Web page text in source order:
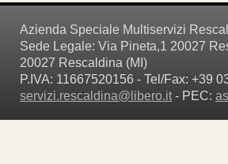
Azienda Speciale Multiservizi
Sede Legale: Via Pineta,1 20027
20027 Rescaldina (MI)
P.IVA: 11667520156 - Tel/Fax: +39
servizi.rescaldina@libero.it- PEC: